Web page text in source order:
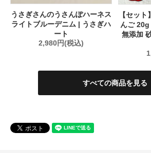
うさぎさんのうさんぽハーネス
ライトブルーデニム | うさぎハ
ート
2,980円(税込)
【セッ
んご
無添加
すべての商品を見る